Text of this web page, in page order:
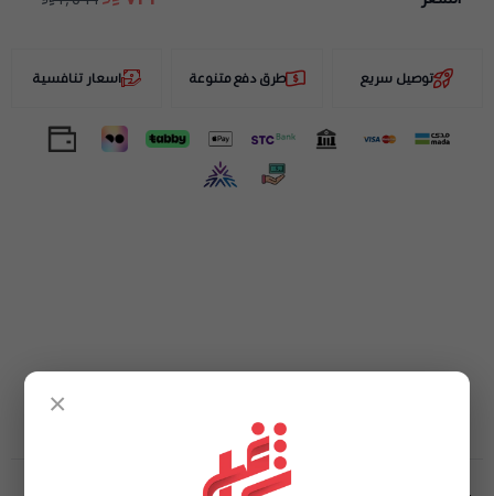
توصيل سريع طرق دفع متنوعة اسعار تنافسية
تفاصيل المنتج
×